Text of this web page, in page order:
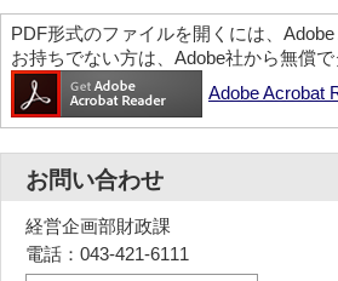
PDF形式のファイルを開くには、
お持ちでない方は、Adobe社から無償で
Adobe Acrobat
お問い合わせ
経営企画部財政課
電話：043-421-6111